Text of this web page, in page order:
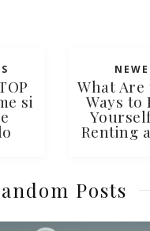
si
What Are
Ways to
Renting
Posts